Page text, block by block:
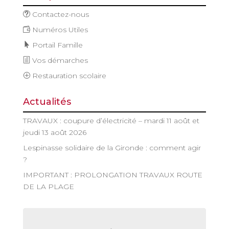
Contactez-nous
Numéros Utiles
Portail Famille
Vos démarches
Restauration scolaire
Actualités
TRAVAUX : coupure d’électricité – mardi 11 août et
jeudi 13 août 2026
Lespinasse solidaire de la Gironde : comment agir
?
IMPORTANT : PROLONGATION TRAVAUX ROUTE
DE LA PLAGE